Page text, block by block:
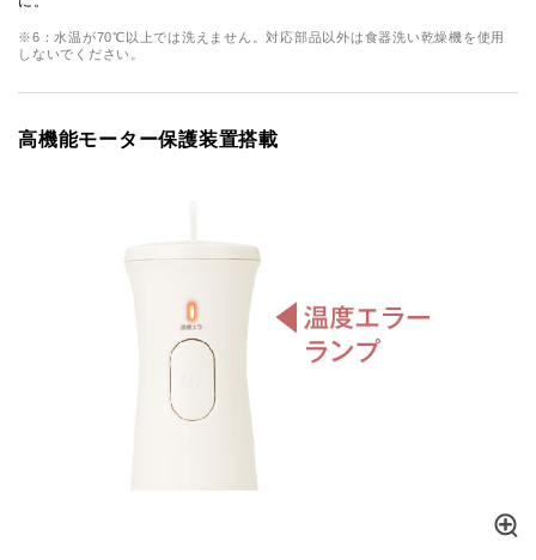
※6：水温が70℃以上では洗えません。対応部品以外は食器洗い乾燥機を使用
しないでください。
高機能モーター保護装置搭載